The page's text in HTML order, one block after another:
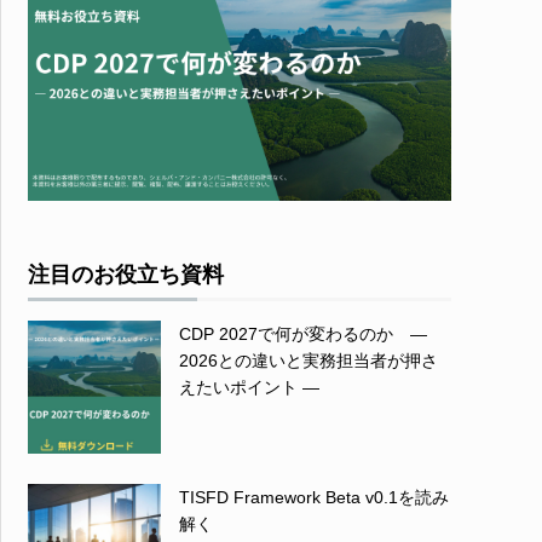
注目のお役立ち資料
CDP 2027で何が変わるのか ―
2026との違いと実務担当者が押さ
えたいポイント ―
TISFD Framework Beta v0.1を読み
解く